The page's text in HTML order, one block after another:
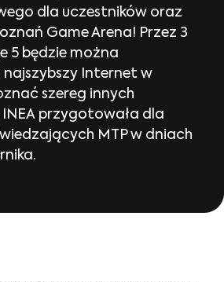
dla uczestników oraz
Game Arena! Przez 3
5 będzie można
Internet w
szereg innych
przygotowała dla
MTP w dniach